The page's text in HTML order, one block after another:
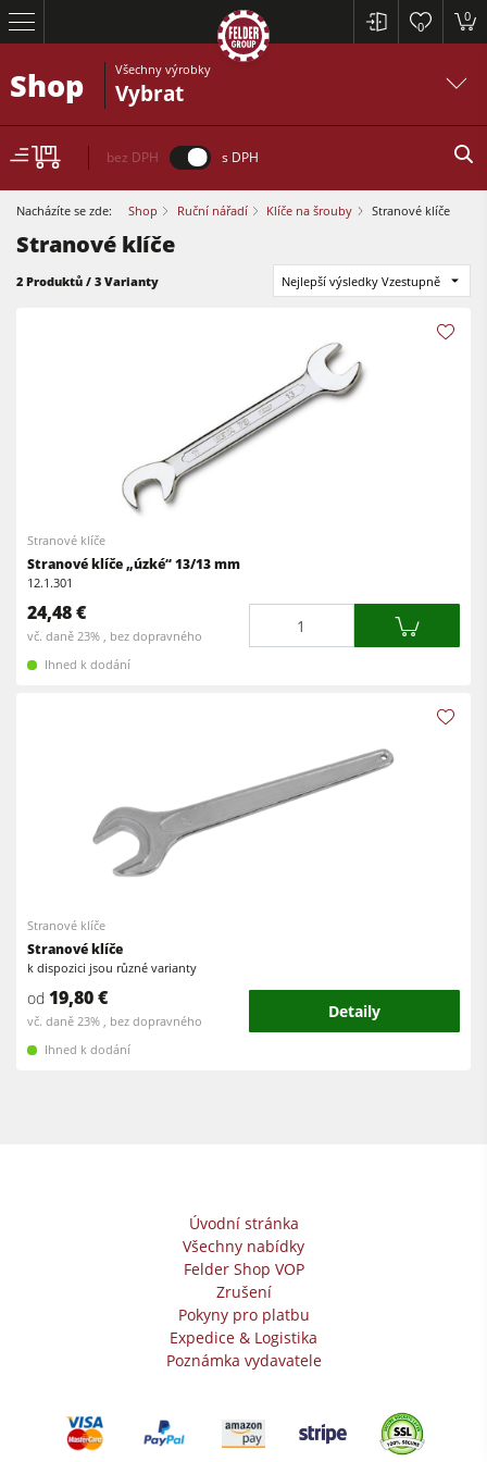
0
0
Formátovací pily
Kombinované dřevoobráběcí stroje
CNC obráběcí centra
Olepovačky hran
Širokopásové brusky
Kartáčovací stroje a kartáčové brusky
Pásové pily
Dýhovací lisy & Vakuové lisy
Odsavače
Podavače
Dílenské vybavení
Software F4Solutions
Tloušťkovací a srovnávcí frézky
Spodní frézky
Okružní pily s frézkou
Kombinované stroje
Pásové brusky
Pásové pily
Shop Všechny výrobky
Vybrat
bez DPH s DPH
Nacházíte se zde: Shop Ruční nářadí Klíče na šrouby Stranové klíče
Stranové klíče
2 Produktů / 3 Varianty Nejlepší výsledky Vzestupně
Stranové klíče
Stranové klíče „úzké“ 13/13 mm
12.1.301
24,48 €
vč. daně 23% , bez dopravného
Ihned k dodání
Stranové klíče
Stranové klíče
k dispozici jsou různé varianty
od 19,80 €
vč. daně 23% , bez dopravného Detaily
Ihned k dodání
Úvodní stránka
Všechny nabídky
Felder Shop VOP
Zrušení
Pokyny pro platbu
Expedice & Logistika
Poznámka vydavatele